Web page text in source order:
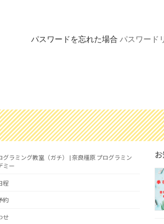
パスワードを忘れた場合 パスワード
グラミング教室（ガチ） | 奈良橿原 プログラミン
ミー
程
約
せ